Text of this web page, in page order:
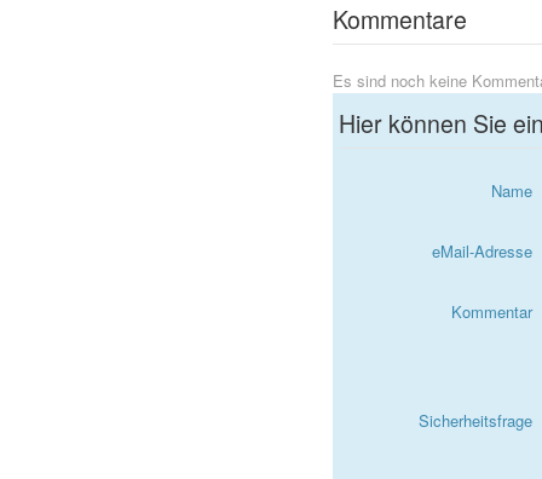
Kommentare
Es sind noch keine
Hier können Sie
Name
eMail-Adresse
Kommentar
Sicherheitsfrage